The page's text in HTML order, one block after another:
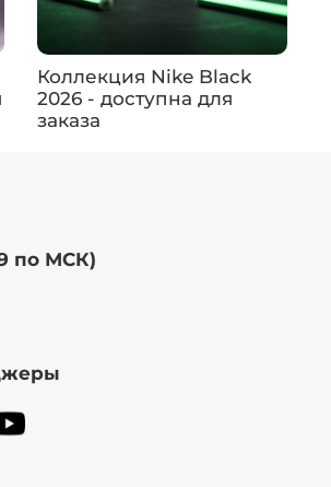
Коллекция Nike Black
2026 - доступна для
заказа
по МСК)